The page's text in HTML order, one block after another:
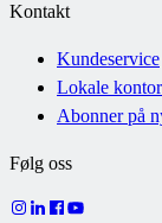
Kontakt
Kundeservice
Lokale
Abonner på
Følg oss